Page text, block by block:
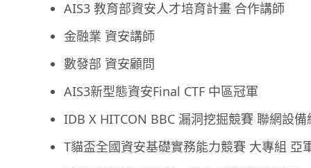
AIS3 教育部資安人才培育計畫 合作講師
金融業 資安講師
數發部 資安顧問
AIS3新型態資安Final CTF 中區冠軍
IDB X HITCON BBC 漏洞挖掘競賽 聯網設備
T貓盃全國資安基礎實務能力競賽 大專組 亞